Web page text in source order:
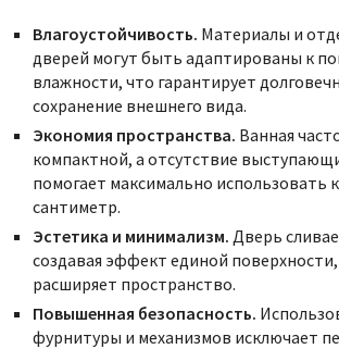
Влагоустойчивость. Материалы и
дверей могут быть адаптированы к
влажности, что гарантирует
сохранение внешнего вида.
Экономия пространства. Ванная
компактной, а отсутствие
помогает максимально использовать
сантиметр.
Эстетика и минимализм. Дверь
создавая эффект единой
расширяет пространство.
Повышенная безопасность.
фурнитуры и механизмов исключает